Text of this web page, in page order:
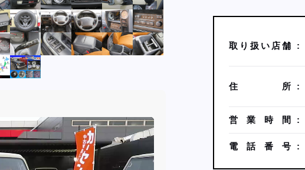
取 り 扱 い 店舗
住 所
営 業 時 間
電 話 番 号